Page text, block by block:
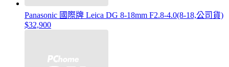
Panasonic 國際牌 Leica DG 8-18mm F2.8-4.0(8-18,公司貨)
$32,900